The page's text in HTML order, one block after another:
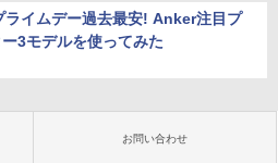
イムデー過去最安! Anker注目プ
3モデルを使ってみた
お問い合わせ